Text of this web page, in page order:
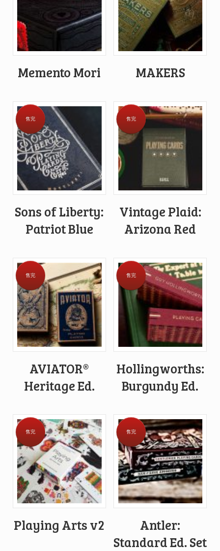
Memento Mori MAKERS
售完
Sons of Liberty:
Patriot Blue
售完
Vintage Plaid:
Arizona Red
售完
AVIATOR®
Heritage Ed.
售完
Hollingworths:
Burgundy Ed.
售完
Playing Arts v2
售完
Antler:
Standard Ed. Set